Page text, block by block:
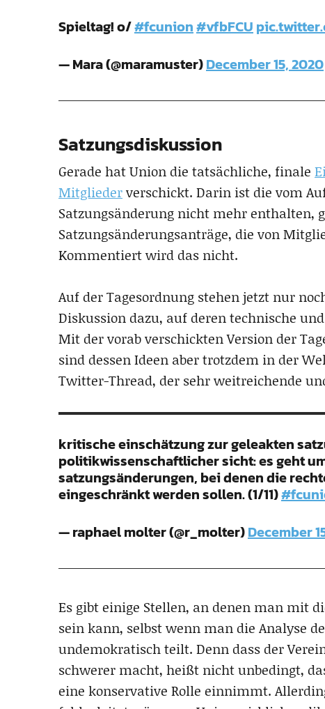
Spieltag! o/#fcunion#vfbFCU
— Mara (@maramuster)December 15, 2020
Satzungsdiskussion
Gerade hat Union die tatsächliche, finale
Mitgliederverschickt. Darin ist die vom
Satzungsänderung nicht mehr enthalten,
Satzungsänderungsanträge, die von
Kommentiert wird das nicht.
Auf der Tagesordnung stehen jetzt nur
Diskussion dazu, auf deren technische
Mit der vorab verschickten Version der
sind dessen Ideen aber trotzdem in der
Twitter-Thread, der sehr weitreichende
kritische einschätzung zur geleakten
politikwissenschaftlicher sicht: es geht
satzungsänderungen, bei denen die
eingeschränkt werden sollen. (1/11)
— raphael molter (@r_molter)December
Es gibt einige Stellen, an denen man mit
sein kann, selbst wenn man die Analyse
undemokratisch teilt. Denn dass der
schwerer macht, heißt nicht unbedingt,
eine konservative Rolle einnimmt.